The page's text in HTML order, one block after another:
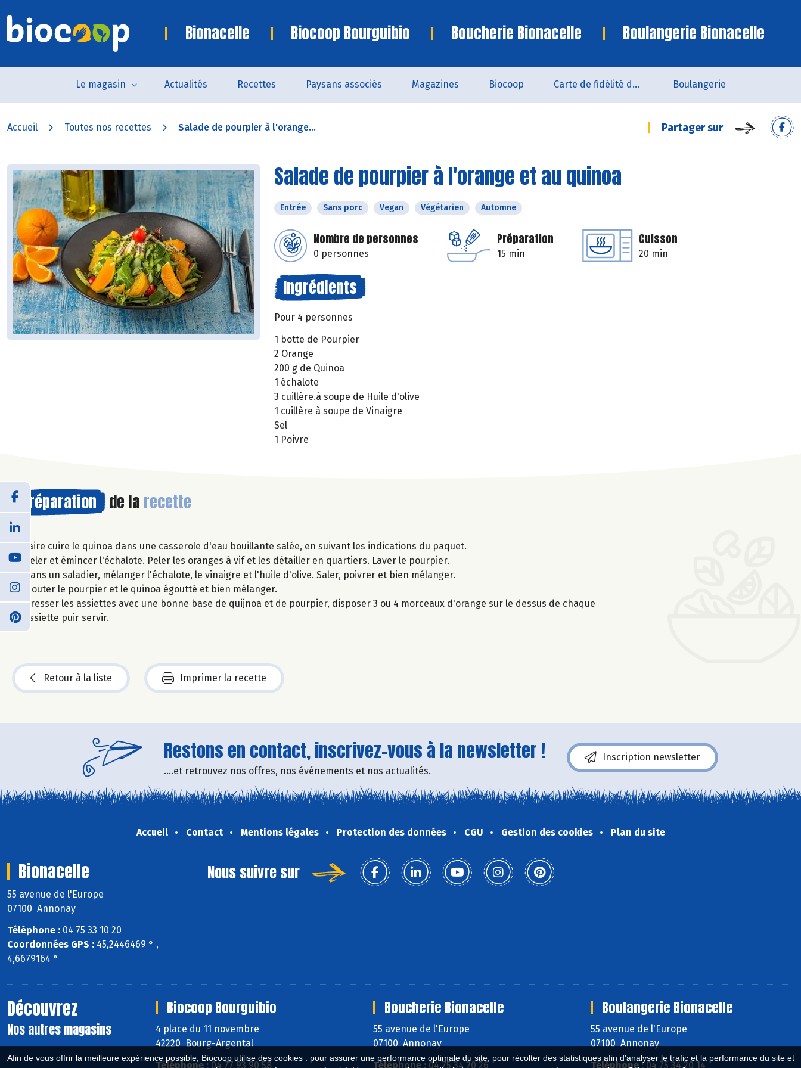
Afin de vous offrir la meilleure expérience possible, Biocoop utilise des cookies : pour assurer une performance optimale du site, pour récolter des statistiques afin d'analyser le trafic et la performance du site et
Bionacelle Biocoop Bourguibio Boucherie Bionacelle Boulangerie Bionacelle
Le magasin Actualités Recettes Paysans associés Magazines Biocoop Carte de fidélité du magasin Boulangerie
Accueil Toutes nos recettes Salade de pourpier à l'orange... Partager sur
Salade de pourpier à l'orange et au quinoa
Entrée Sans porc Vegan Végétarien Automne
Nombre de personnes
0 personnes
Préparation
15 min
Cuisson
20 min
Ingrédients
Pour 4 personnes
1 botte de Pourpier
2 Orange
200 g de Quinoa
1 échalote
3 cuillère.à soupe de Huile d'olive
1 cuillère à soupe de Vinaigre
Sel
1 Poivre
Préparation de la recette
Faire cuire le quinoa dans une casserole d'eau bouillante salée, en suivant les indications du paquet.
Peler et émincer l'échalote. Peler les oranges à vif et les détailler en quartiers. Laver le pourpier.
Dans un saladier, mélanger l'échalote, le vinaigre et l'huile d'olive. Saler, poivrer et bien mélanger.
Ajouter le pourpier et le quinoa égoutté et bien mélanger.
Dresser les assiettes avec une bonne base de quijnoa et de pourpier, disposer 3 ou 4 morceaux d'orange sur le dessus de chaque
assiette puir servir.
Retour à la liste Imprimer la recette
Restons en contact, inscrivez-vous à la newsletter !
....et retrouvez nos offres, nos événements et nos actualités.
Inscription newsletter
Accueil Contact Mentions légales Protection des données CGU Gestion des cookies Plan du site
Bionacelle
55 avenue de l'Europe
07100 Annonay
Téléphone : 04 75 33 10 20
Coordonnées GPS : 45,2446469 ° ,
4,6679164 °
Nous suivre sur
Découvrez
Nos autres magasins
Biocoop Bourguibio
4 place du 11 novembre
42220 Bourg-Argental
Téléphone : 04 77 93 90 58
Boucherie Bionacelle
55 avenue de l'Europe
07100 Annonay
Téléphone : 04 75 34 20 26
Boulangerie Bionacelle
55 avenue de l'Europe
07100 Annonay
Téléphone :04 75 34 20 14